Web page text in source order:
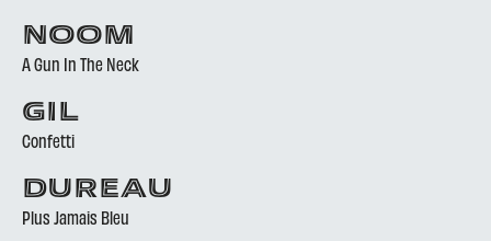
NOOM
A Gun In The Neck
GIL
Confetti
DUREAU
Plus Jamais Bleu